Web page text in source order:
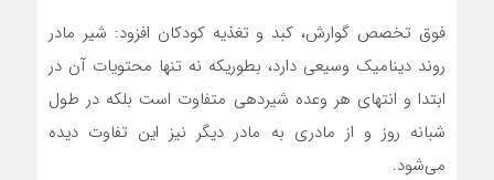
فوق تخصص گوارش، کبد و تغذیه کودکان افزود: شیر مادر
روند دینامیک وسیعی دارد، بطوریکه نه تنها محتویات آن در
ابتدا و انتهای هر وعده شیردهی متفاوت است بلکه در طول
شبانه روز و از مادری به مادر دیگر نیز این تفاوت دیده
می‌شود.